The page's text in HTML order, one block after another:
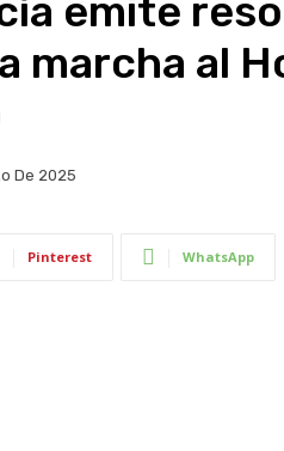
emite
marcha al
De 2025
Pinterest WhatsApp